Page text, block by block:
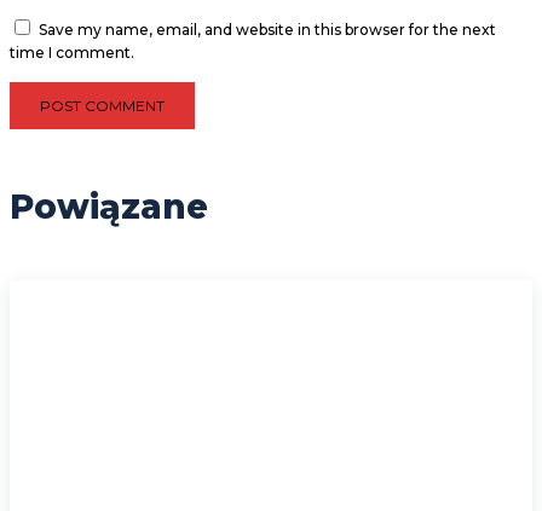
Save my name, email, and website in this browser for the next
time I comment.
Powiązane